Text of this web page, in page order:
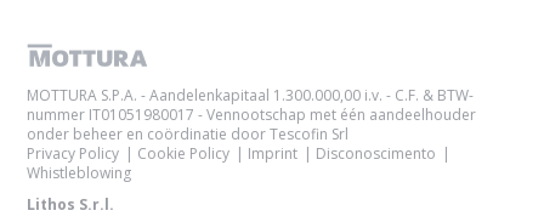
MOTTURA S.P.A. - Aandelenkapitaal 1.300.000,00 i.v. - C.F. & BTW-
nummer IT01051980017 - Vennootschap met één aandeelhouder
onder beheer en coördinatie door Tescofin Srl
Privacy Policy
Cookie Policy Imprint
Disconoscimento
Whistleblowing
Lithos S.r.l.